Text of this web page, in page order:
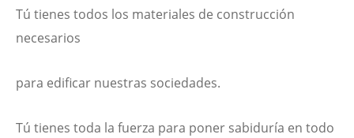
Tú tienes todos los materiales de construcción
necesarios
para edificar nuestras sociedades.
Tú tienes toda la fuerza para poner sabiduría en todo